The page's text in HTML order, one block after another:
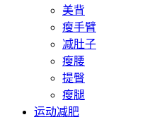
美背
瘦手臂
减肚子
瘦腰
提臀
瘦腿
运动减肥